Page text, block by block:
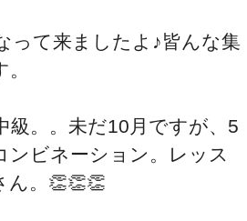
って来ましたよ♪皆んな集
級。。未だ10月ですが、5
ンビネーション。レッス
ん。👏👏👏